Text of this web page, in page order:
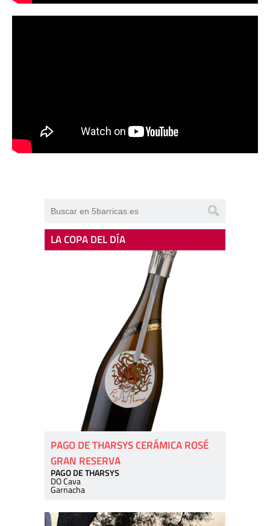
LA COPA DEL DÍA
PAGO DE THARSYS CERÁMICA ROSÉ
GRAN RESERVA
PAGO DE THARSYS
DO Cava
Garnacha